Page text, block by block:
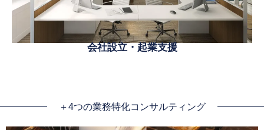
会社設立・起業支援
＋4つの業務特化コンサルティング